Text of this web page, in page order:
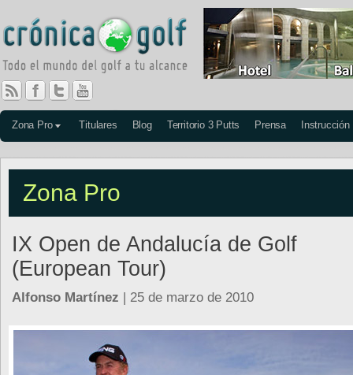
Zona Pro Titulares Blog Territorio 3 Putts Prensa Instrucción
Zona Pro
IX Open de Andalucía de Golf
(European Tour)
Alfonso Martínez | 25 de marzo de 2010